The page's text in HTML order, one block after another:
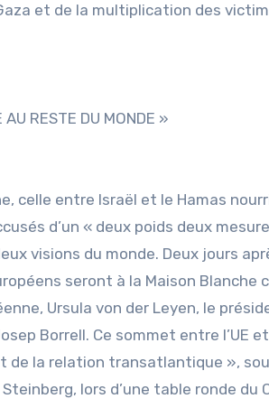
et de la multiplication des
AU RESTE DU MONDE »
celle entre Israël et le Hamas
d’un « deux poids deux
visions du monde. Deux jours
seront à la Maison Blanche
Ursula von der Leyen, le
Borrell. Ce sommet entre l’UE
de la relation transatlantique »,
lors d’une table ronde